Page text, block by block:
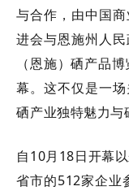
与合作，由中国
进会与恩施州人
（恩施）硒产品
幕。这不仅是一
硒产业独特魅力与
自10月18日开幕
省市的512家企业